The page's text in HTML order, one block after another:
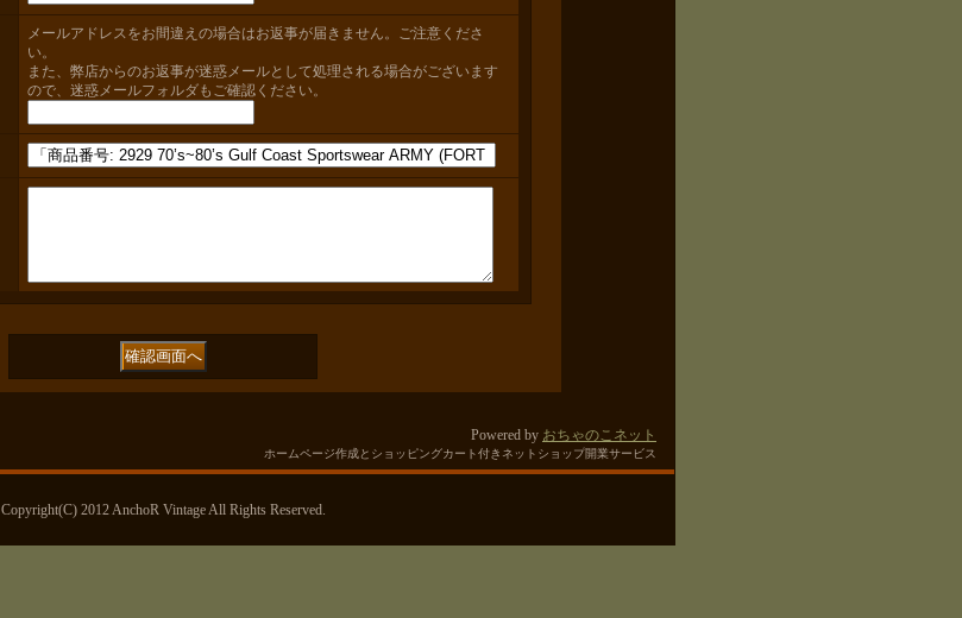
メールアドレスをお間違えの場合はお返事が届きません。ご注意くださ
い。
また、弊店からのお返事が迷惑メールとして処理される場合がございます
ので、迷惑メールフォルダもご確認ください。
Powered by おちゃのこネット
ホームページ作成とショッピングカート付きネットショップ開業サービス
Copyright(C) 2012 AnchoR Vintage All Rights Reserved.